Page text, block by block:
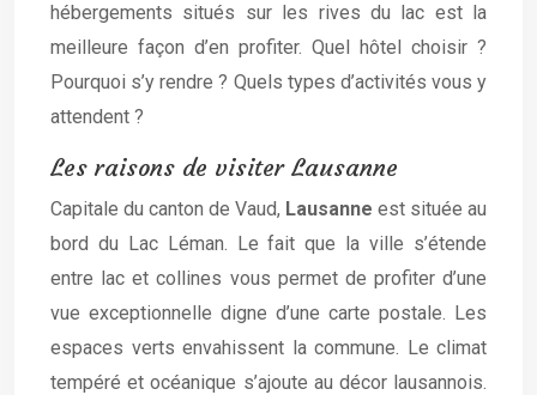
hébergements situés sur les rives du lac est la
meilleure façon d’en profiter. Quel hôtel choisir ?
Pourquoi s’y rendre ? Quels types d’activités vous y
attendent ?
Les raisons de visiter Lausanne
Capitale du canton de Vaud, Lausanne est située au
bord du Lac Léman. Le fait que la ville s’étende
entre lac et collines vous permet de profiter d’une
vue exceptionnelle digne d’une carte postale. Les
espaces verts envahissent la commune. Le climat
tempéré et océanique s’ajoute au décor lausannois.